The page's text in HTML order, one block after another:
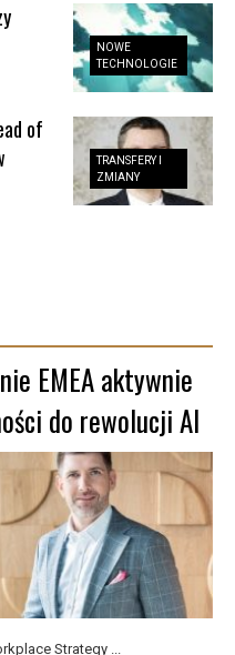
NOWE
TECHNOLOGIE
TRANSFERY I
ZMIANY
of
EMEA aktywnie
do rewolucji AI
Strategy ...